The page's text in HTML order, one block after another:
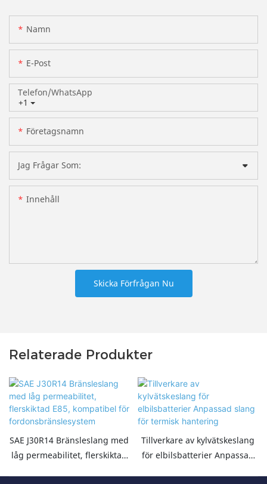
Namn
E-Post
+1
Telefon/whatsApp
Företagsnamn
Jag Frågar Som:
Innehåll
Skicka Förfrågan Nu
Relaterade Produkter
SAE J30R14 Bränsleslang med
låg permeabilitet, flerskiktad
Tillverkare av kylvätskeslang
för elbilsbatterier Anpassad